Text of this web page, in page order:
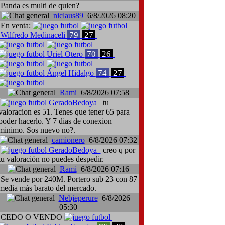
Cusinato, Cádiz-Cagliari
Panda es multi de quien?
niclaus896/8/2026 08:20
En venta:
Wilfredo Medinaceli 79 27
Uriel Otero 70 26
Ángel Hidalgo 74 27
Rami 6/8/2026 07:58
GeradoBedoya
tu
es 51. Tenes que tener 65 para
hacerlo. Y 7 dias de conexion
Sos nuevo no?.
camionero6/8/2026 07:32
GeradoBedoya
creo q por
valoración no puedes despedir.
Rami 6/8/2026 07:16
Se vende por 240M. Portero sub 23 con 87
más barato del mercado.
Nebjeperure6/8/2026
05:30
CEDO O VENDO